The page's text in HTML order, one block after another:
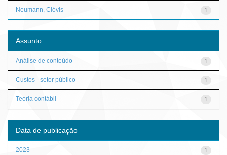
1
Neumann, Clóvis
Assunto
1
Análise de conteúdo
1
Custos - setor público
1
Teoria contábil
Data de publicação
1
2023